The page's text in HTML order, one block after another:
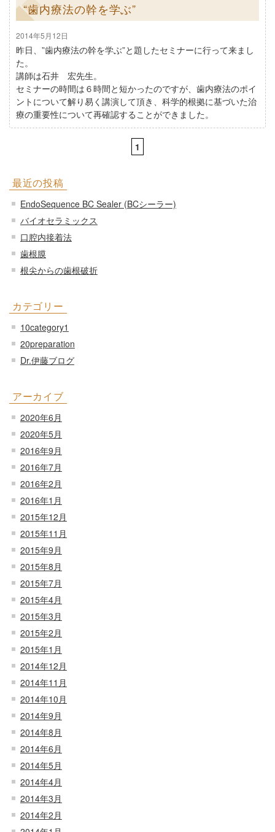
“歯内療法の幹を学ぶ”
2014年5月12日
昨日、”歯内療法の幹を学ぶ”と題したセミナーに行って来まし
た。
講師は石井 宏先生。
セミナーの時間は６時間と短かったのですが、歯内療法のポイ
ントについて解り易く講演して頂き、科学的根拠に基づいた治
療の重要性について再確認することができました。
1
最近の投稿
EndoSequence BC Sealer (BCシーラー)
バイオセラミックス
口腔内接着法
歯根膜
根尖からの歯根破折
カテゴリー
10category1
20preparation
Dr.伊藤ブログ
アーカイブ
2020年6月
2020年5月
2016年9月
2016年7月
2016年2月
2016年1月
2015年12月
2015年11月
2015年9月
2015年8月
2015年7月
2015年4月
2015年3月
2015年2月
2015年1月
2014年12月
2014年11月
2014年10月
2014年9月
2014年8月
2014年6月
2014年5月
2014年4月
2014年3月
2014年2月